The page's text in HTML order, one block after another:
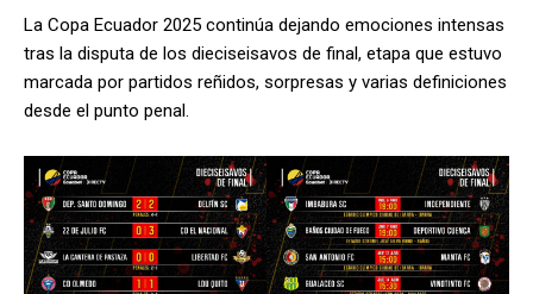
La Copa Ecuador 2025 continúa dejando emociones intensas
tras la disputa de los dieciseisavos de final, etapa que estuvo
marcada por partidos reñidos, sorpresas y varias definiciones
desde el punto penal.